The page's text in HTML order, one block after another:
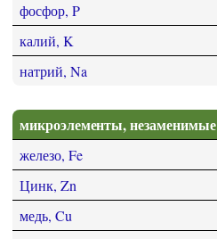
фосфор, P
калий, K
натрий, Na
микроэлементы, незаменимые
железо, Fe
Цинк, Zn
медь, Cu